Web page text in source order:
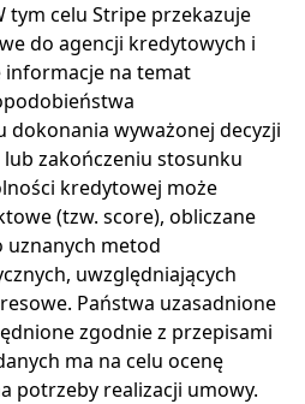
tym celu Stripe przekazuje
do agencji kredytowych i
informacje na temat
dokonania wyważonej decyzji
zakończeniu stosunku
kredytowej może
(tzw. score), obliczane
uznanych metod
uwzględniających
Państwa uzasadnione
zgodnie z przepisami
ma na celu ocenę
potrzeby realizacji umowy.